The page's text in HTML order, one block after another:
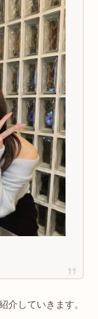
介していきます。